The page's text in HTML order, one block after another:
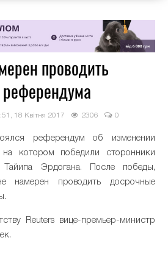
проводить
18 Квітня 2017 2306 0
референдум об изменении
котором победили сторонники
Тайипа Эрдогана. После победы,
намерен проводить досрочные
Reuters вице-премьер-министр